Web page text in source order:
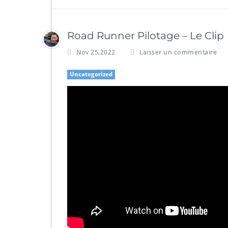
Road Runner Pilotage – Le Clip
Nov 25,2022 Laisser un commentaire
Uncategorized